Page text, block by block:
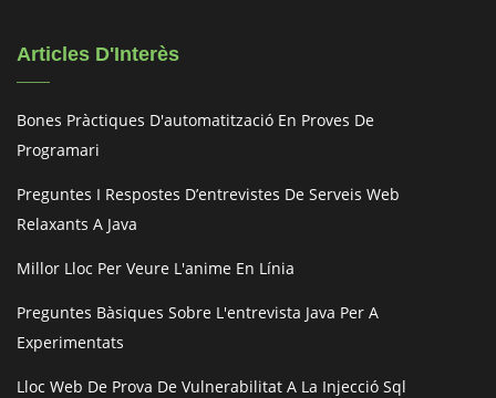
Articles D'Interès
Bones Pràctiques D'automatització En Proves De
Programari
Preguntes I Respostes D’entrevistes De Serveis Web
Relaxants A Java
Millor Lloc Per Veure L'anime En Línia
Preguntes Bàsiques Sobre L'entrevista Java Per A
Experimentats
Lloc Web De Prova De Vulnerabilitat A La Injecció Sql